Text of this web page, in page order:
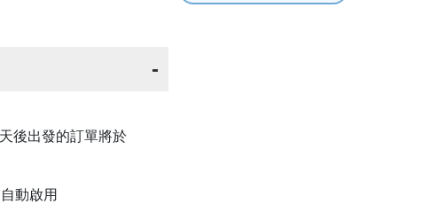
後出發的訂單將於
動啟用